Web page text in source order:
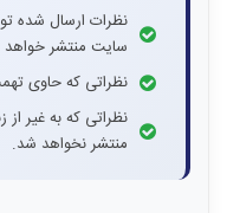
نظرات ارسال شده
سایت منتشر
نظراتی که حاوی
نظراتی که به غیر از
منتشر نخواهد شد.